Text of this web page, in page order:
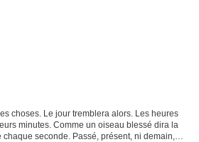
choses. Le jour tremblera alors. Les heures
minutes. Comme un oiseau blessé dira la
chaque seconde. Passé, présent, ni demain,